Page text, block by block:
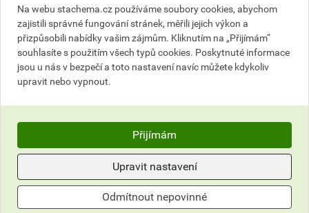
VZ600 Žlutá barva pro
vodorovné dopravní
značení žlutá 5 kg
220,80Kč
cena za ks s DPH
Vyberte si prodejnu
Skladem v (1) prodejnách
VZ810 Bílá dvousložková
jemnozrnná plastická
2 475
cena za ks s DPH
Vyberte si prodejnu
Na webu stachema.cz používáme soubory cookies, abychom
zajistili správné fungování stránek, měřili jejich výkon a
přizpůsobili nabídky vašim zájmům. Kliknutím na „Přijímám“
souhlasíte s použitím všech typů cookies. Poskytnuté informace
jsou u nás v bezpečí a toto nastavení navíc můžete kdykoliv
upravit nebo vypnout.
Přijímám
Upravit nastavení
Odmítnout nepovinné